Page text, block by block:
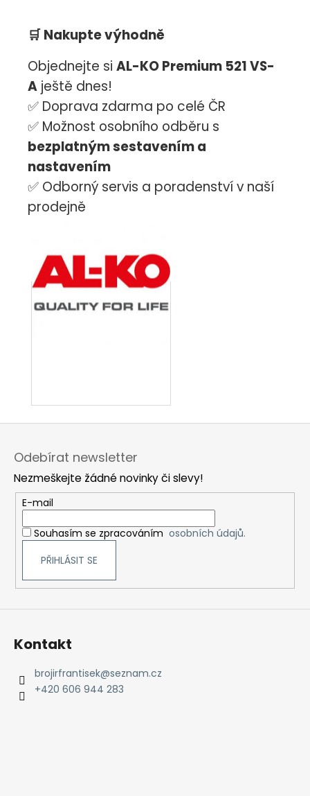
🛒Nakupte výhodně
Objednejte si AL-KO Premium 521 VS-
A ještě dnes!
✅ Doprava zdarma po celé ČR
✅ Možnost osobního odběru s
bezplatným sestavením a
nastavením
✅ Odborný servis a poradenství v naší
prodejně
Odebírat newsletter
Nezmeškejte žádné novinky či slevy!
E-mail
Souhasím se zpracováním osobních údajů.
PŘIHLÁSIT SE
Kontakt
brojirfrantisek@seznam.cz
+420 606 944 283